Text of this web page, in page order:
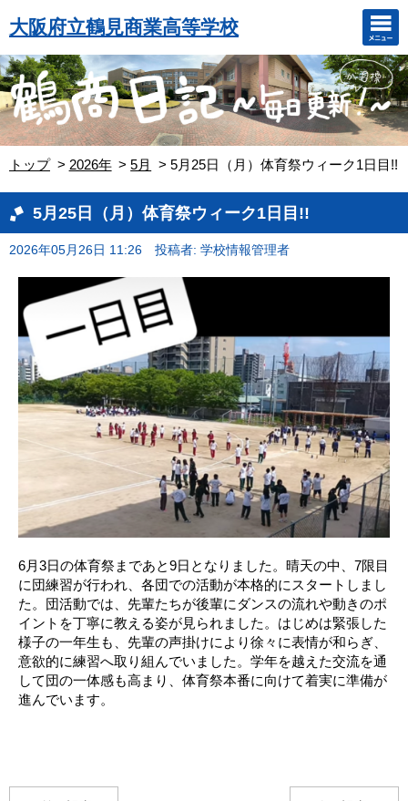
大阪府立鶴見商業高等学校
トップ 2026年 5月 5月25日（月）体育祭ウィーク1日目!!
5月25日（月）体育祭ウィーク1日目!!
2026年05月26日 11:26 投稿者: 学校情報管理者
6月3日の体育祭まであと9日となりました。晴天の中、7限目
に団練習が行われ、各団での活動が本格的にスタートしまし
た。団活動では、先輩たちが後輩にダンスの流れや動きのポ
イントを丁寧に教える姿が見られました。はじめは緊張した
様子の一年生も、先輩の声掛けにより徐々に表情が和らぎ、
意欲的に練習へ取り組んでいました。学年を越えた交流を通
して団の一体感も高まり、体育祭本番に向けて着実に準備が
進んでいます。